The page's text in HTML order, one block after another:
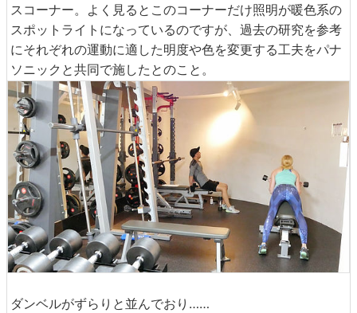
スコーナー。よく見るとこのコーナーだけ照明が暖色系の
スポットライトになっているのですが、過去の研究を参考
にそれぞれの運動に適した明度や色を変更する工夫をパナ
ソニックと共同で施したとのこと。
ダンベルがずらりと並んでおり……